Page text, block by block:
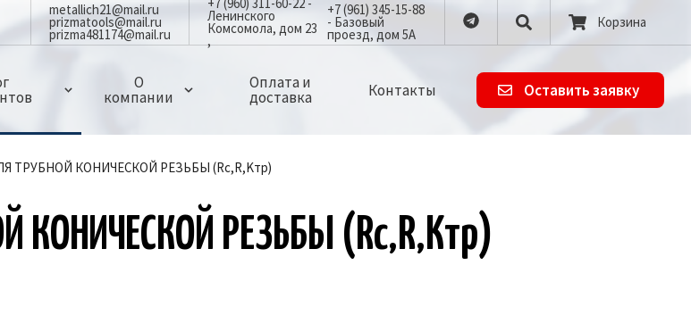
metallich21@mail.ru
prizmatools@mail.ru
prizma481174@mail.ru
Ленинского
Комсомола, дом 23
+7 (961) 345-15-88
- Базовый
проезд, дом 5А
Корзина
О
компании
Оплата и
доставка Контакты Оставить заявку
ТРУБНОЙ КОНИЧЕСКОЙ РЕЗЬБЫ (Rc,R,Kтр)
РЕЗЬ­БЫ (Rc,R,Kтр)